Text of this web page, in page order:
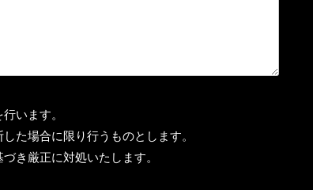
います。
た場合に限り行うものとします。
き厳正に対処いたします。